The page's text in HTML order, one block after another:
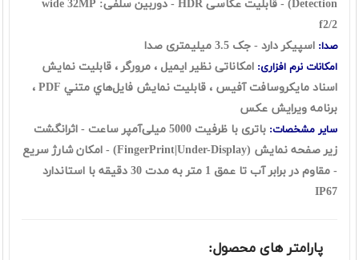
Detection) - قابلیت عکاسی HDR - دوربین سلفی: wide 32MP
f2/2
صدا: اسپیکر دارد - جک 3.5 میلیمتری صدا
امکانات نرم افزاری: امکاناتی نظیر ايميل ، مرورگر ، قابليت نمايش
اسناد مايکروسافت آفيس ، قابليت نمايش فايل‌هاي متني PDF ،
برنامه ويرايش عکس
سایر مشخصات: باتری با ظرفیت 5000 میلی‌آمپر ساعت -
اثرانگشت
زیر صفحه نمایش (FingerPrint|Under-Display)
- امکان شارژ سریع
- مقاوم در برابر آب تا عمق 1 متر به مدت 30 دقیقه با استاندارد
IP67
پارامتر های محصول: